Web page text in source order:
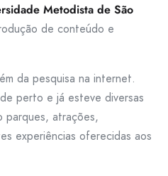
Metodista de São
de conteúdo e
da pesquisa na internet.
perto e já esteve diversas
parques, atrações,
experiências oferecidas aos